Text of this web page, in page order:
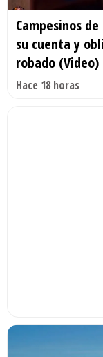
Campesinos
su cuenta y
robado (Video)
Hace 18 horas